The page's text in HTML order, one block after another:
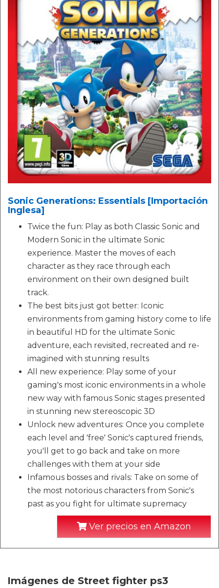
Sonic Generations: Essentials [Importación
Inglesa]
Twice the fun: Play as both Classic Sonic and
Modern Sonic in the ultimate Sonic
experience. Master the moves of each
character as they race through each
environment on their own designed built
track.
The best bits just got better: Iconic
environments from gaming history come to life
in beautiful HD for the ultimate Sonic
adventure, each revisited, recreated and re-
imagined with stunning results
All new experience: Play some of your
gaming's most iconic environments in a whole
new way with famous Sonic stages presented
in stunning new stereoscopic 3D
Unlock new adventures: Once you complete
each level and 'free' Sonic's captured friends,
you'll get to go back and take on more
challenges with them at your side
Infamous bosses and rivals: Take on some of
the most notorious characters from Sonic's
past as you fight for ultimate supremacy
Ver precios en Amazon
Imágenes de Street fighter ps3